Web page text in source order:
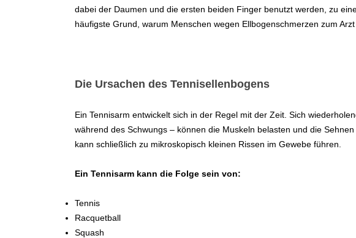
dabei der Daumen und die ersten beiden Finger benutzt werden, zu
häufigste Grund, warum Menschen wegen Ellbogenschmerzen zum Arzt
Die Ursachen des Tennisellenbogens
Ein Tennisarm entwickelt sich in der Regel mit der Zeit. Sich
während des Schwungs – können die Muskeln belasten und die
kann schließlich zu mikroskopisch kleinen Rissen im Gewebe führen.
Ein Tennisarm kann die Folge sein von:
Tennis
Racquetball
Squash